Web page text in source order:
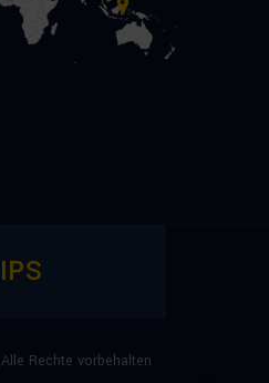
IPS
Alle Rechte vorbehalten